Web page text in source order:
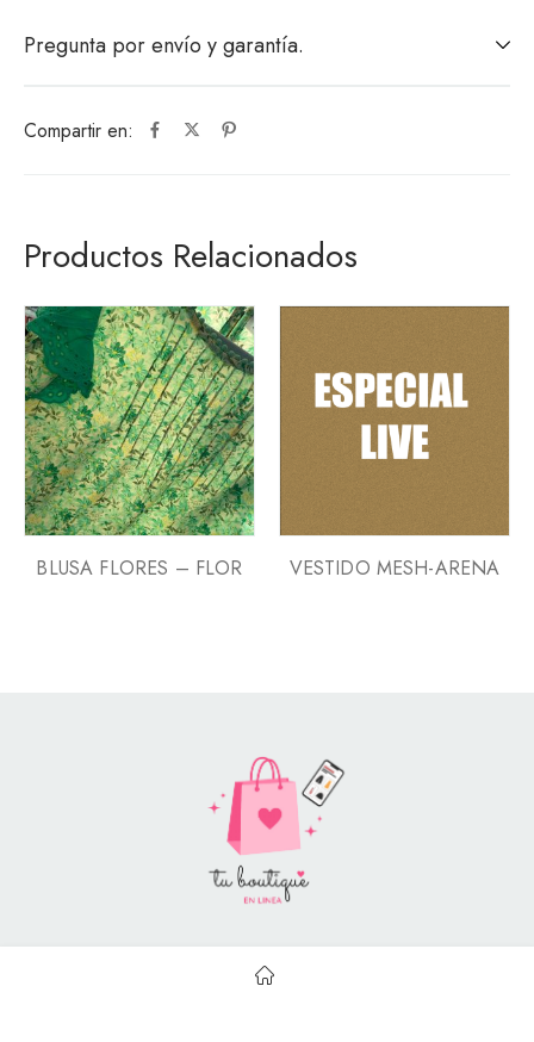
Compartir en:
Pregunta por envío y garantía.
Productos Relacionados
BLUSA FLORES – FLOR VESTIDO MESH-ARENA